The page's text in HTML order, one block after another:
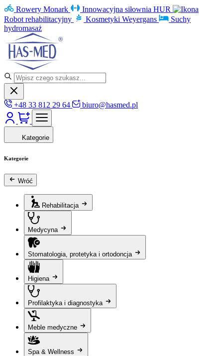
Rowery Monark
Innowacyjna siłownia HUR
Robot rehabilitacyjny
Kosmetyki Weyergans
Suchy
hydromasaż
+48 33 812 29 64 biuro@hasmed.pl
Kategorie
Kategorie
Wróć
Rehabilitacja
Medycyna
Stomatologia, protetyka i ortodoncja
Higiena
Profilaktyka i diagnostyka
Meble medyczne
Spa & Wellness